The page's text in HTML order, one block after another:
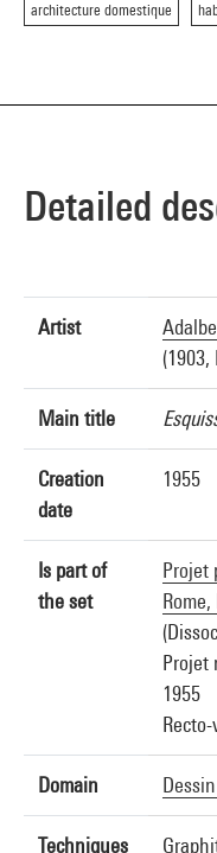
architecture domestique
Detailed
Artist
Main title
Creation
date
1955
Is part of
the set
Projet
Projet
1955
Domain
Techniques